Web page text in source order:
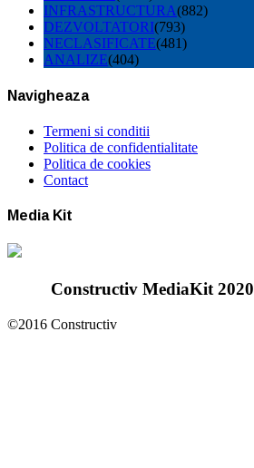
INFRASTRUCTURA(882)
DEZVOLTATORI(793)
NECLASIFICATE(481)
ANALIZE(404)
Navigheaza
Termeni si conditii
Politica de confidentialitate
Politica de cookies
Contact
Media Kit
Constructiv MediaKit 2020
©2016 Constructiv